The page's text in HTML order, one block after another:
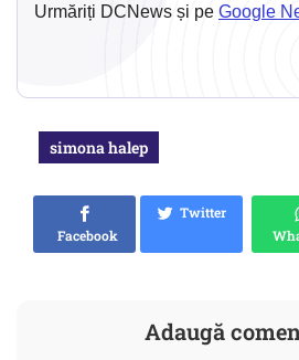
Urmăriți DCNews și pe Google
simona halep
Facebook
Twitter
Adaugă